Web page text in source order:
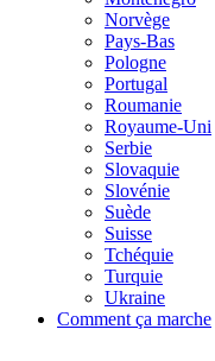
Norvège
Pays-Bas
Pologne
Portugal
Roumanie
Royaume-Uni
Serbie
Slovaquie
Slovénie
Suède
Suisse
Tchéquie
Turquie
Ukraine
Comment ça marche